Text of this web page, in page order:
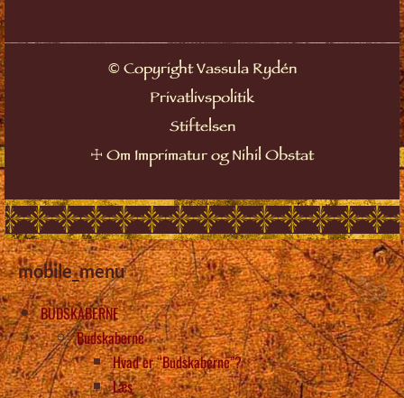
©Copyright Vassula Rydén
Privatlivspolitik
Stiftelsen
☩ Om Imprimatur og Nihil Obstat
mobile_menu
BUDSKABERNE
Budskaberne
Hvad er “Budskaberne”?
Læs